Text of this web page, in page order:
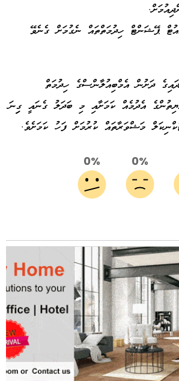
ޕޭޝަންޓް ހިދުމަތްތައް ނެގުމަށް ގެނެވޭ
ދަށުން އެމްބިއުލާންސްގެ ހިދުމަތް
އެދުމެއް ކަމަށާއި މި ބަދަލު ގެނައީ ގިިނަ
މަޝްވަރާތައް ކުރުމަށް ފަހު ކަމަށެވެ.
0%
0%